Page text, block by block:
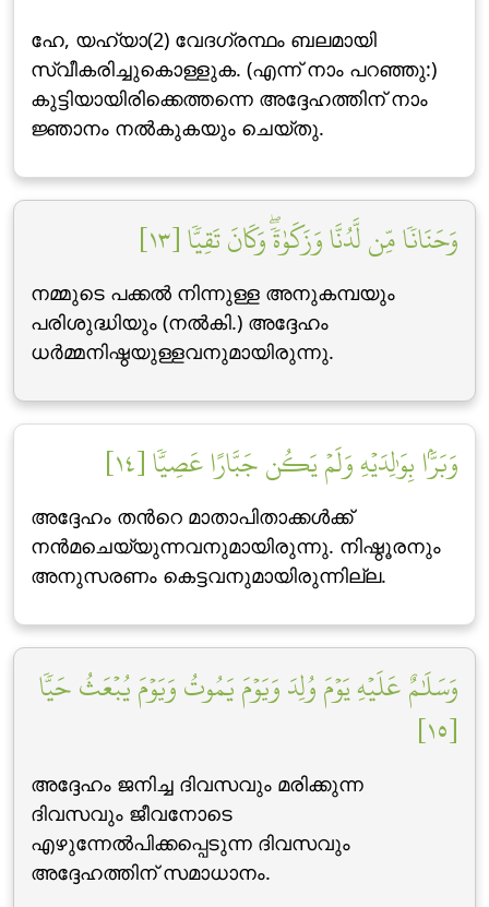
ഹേ, യഹ്‌യാ(2) വേദഗ്രന്ഥം ബലമായി
സ്വീകരിച്ചുകൊള്ളുക. (എന്ന് നാം പറഞ്ഞു:)
കുട്ടിയായിരിക്കെത്തന്നെ അദ്ദേഹത്തിന് നാം
ജ്ഞാനം നല്‍കുകയും ചെയ്തു.
وَحَنَانٗا مِّن لَّدُنَّا وَزَكَوٰةٗۖ وَكَانَ تَقِيّٗا [١٣]
നമ്മുടെ പക്കല്‍ നിന്നുള്ള അനുകമ്പയും
പരിശുദ്ധിയും (നല്‍കി.) അദ്ദേഹം
ധര്‍മ്മനിഷ്ഠയുള്ളവനുമായിരുന്നു.
وَبَرَّۢا بِوَٰلِدَيۡهِ وَلَمۡ يَكُن جَبَّارًا عَصِيّٗا [١٤]
അദ്ദേഹം തന്‍റെ മാതാപിതാക്കള്‍ക്ക്
നന്‍മചെയ്യുന്നവനുമായിരുന്നു. നിഷ്ഠൂരനും
അനുസരണം കെട്ടവനുമായിരുന്നില്ല.
وَسَلَٰمٌ عَلَيۡهِ يَوۡمَ وُلِدَ وَيَوۡمَ يَمُوتُ وَيَوۡمَ يُبۡعَثُ حَيّٗا
[١٥]
അദ്ദേഹം ജനിച്ച ദിവസവും മരിക്കുന്ന
ദിവസവും ജീവനോടെ
എഴുന്നേല്‍പിക്കപ്പെടുന്ന ദിവസവും
അദ്ദേഹത്തിന് സമാധാനം.